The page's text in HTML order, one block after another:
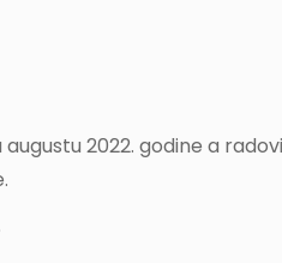
2022. godine a